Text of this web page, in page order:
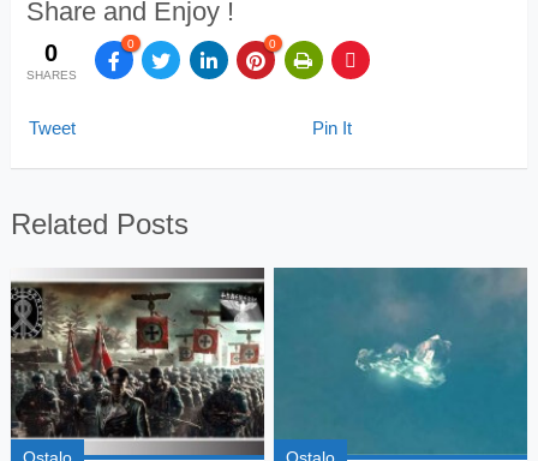
Share and Enjoy !
0
SHARES
0 0
Tweet Pin It
Related Posts
Ostalo Ostalo